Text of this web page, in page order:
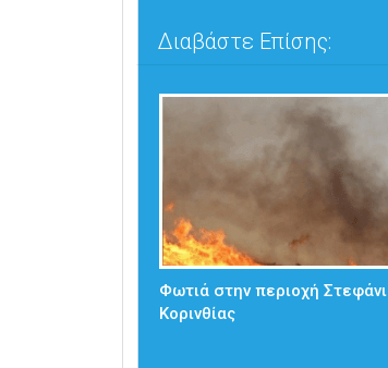
Διαβάστε Επίσης:
Φωτιά στην περιοχή Στεφάνι
Κορινθίας